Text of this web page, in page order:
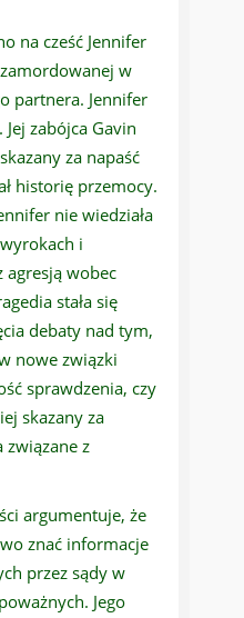
na cześć Jennifer
w
partnera. Jennifer
zabójca Gavin
za napaść
historię przemocy.
nie wiedziała
i
agresją wobec
stała się
debaty nad tym,
nowe związki
sprawdzenia, czy
skazany za
związane z
argumentuje, że
znać informacje
przez sądy w
Jego